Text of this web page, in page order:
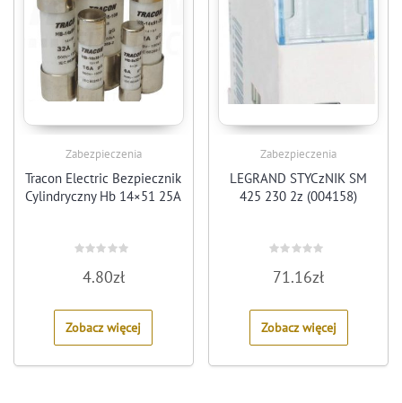
Zabezpieczenia
Tracon Electric Bezpiecznik
Cylindryczny Hb 14×51 25A
5
4.80zł
Zobacz więcej
Zabezpieczenia
LEGRAND STYCzNIK SM
425 230 2z (004158)
5
71.16zł
Zobacz więcej